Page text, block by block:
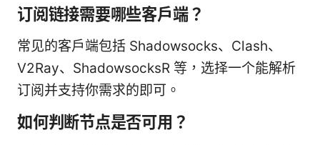
订阅链接需要哪些客户端？
常见的客户端包括 Shadowsocks、Clash、
V2Ray、ShadowsocksR 等，选择一个能解析
订阅并支持你需求的即可。
如何判断节点是否可用？